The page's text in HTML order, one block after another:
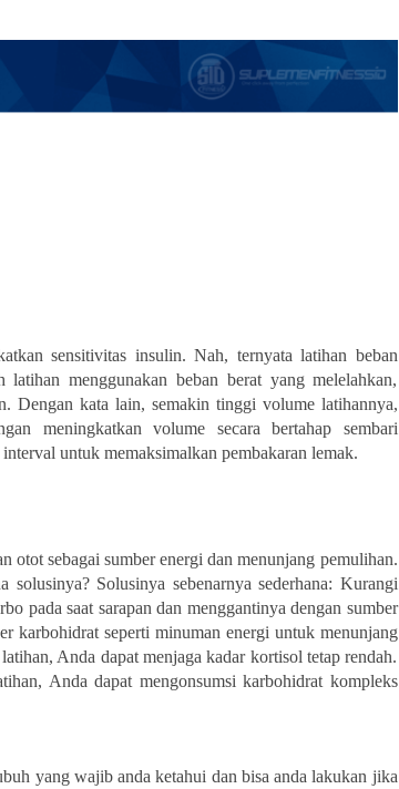
sensitivitas insulin. Nah, ternyata latihan beban
menggunakan beban berat yang melelahkan,
Dengan kata lain, semakin tinggi volume latihannya,
meningkatkan volume secara bertahap sembari
untuk memaksimalkan pembakaran lemak.
otot sebagai sumber energi dan menunjang pemulihan.
Solusinya sebenarnya sederhana: Kurangi
pada saat sarapan dan menggantinya dengan sumber
karbohidrat seperti minuman energi untuk menunjang
Anda dapat menjaga kadar kortisol tetap rendah.
Anda dapat mengonsumsi karbohidrat kompleks
yang wajib anda ketahui dan bisa anda lakukan jika